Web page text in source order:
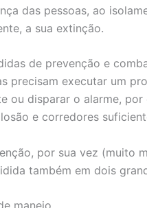
das pessoas, ao
a sua extinção.
de prevenção e
precisam executar um
ou disparar o alarme,
e corredores
por sua vez (muito
também em dois